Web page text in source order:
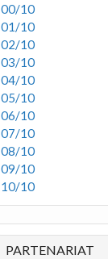
00/10
01/10
02/10
03/10
04/10
05/10
06/10
07/10
08/10
09/10
10/10
PARTENARIAT